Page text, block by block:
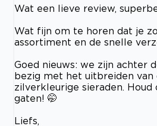
Wat een lieve review,
Wat fijn om te horen dat je
assortiment en de snelle
Goed nieuws: we zijn achter
bezig met het uitbreiden van
zilverkleurige sieraden. Houd
gaten! 🤭
Liefs,